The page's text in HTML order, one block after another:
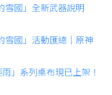
雪國」全新武器說明
雪國」活動匯總｜原神
」系列桌布現已上架！